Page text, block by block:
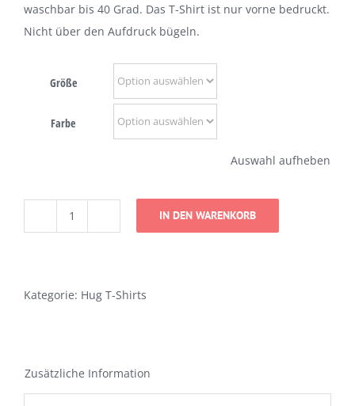
waschbar bis 40 Grad. Das T-Shirt ist nur vorne bedruckt.
Nicht über den Aufdruck bügeln.
Größe
Farbe
Auswahl aufheben
Zur
T-
Bio-
IN DEN WARENKORB
Kategorie: Hug T-Shirts
Zusätzliche Information